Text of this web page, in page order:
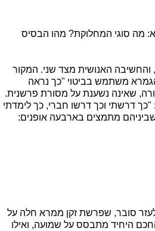
מה סוגי המחלוקת? מהו הבסיס
האנושית מצד שני. המקור
משתמש בביטוי "כך נראה
שאינה נשענת על מסורת פרשנית.
דרשתי וכך דרשו חברי, כך לימדתי
שביניהם מתמצים בארבעה אופנים:
סובר, שפרשת זקן ממרא חלה על
היחיד מתבסס על שמועה, ואילו